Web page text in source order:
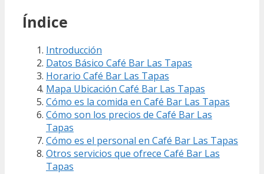
Índice
Introducción
Datos Básico Café Bar Las Tapas
Horario Café Bar Las Tapas
Mapa Ubicación Café Bar Las Tapas
Cómo es la comida en Café Bar Las Tapas
Cómo son los precios de Café Bar Las
Tapas
Cómo es el personal en Café Bar Las Tapas
Otros servicios que ofrece Café Bar Las
Tapas